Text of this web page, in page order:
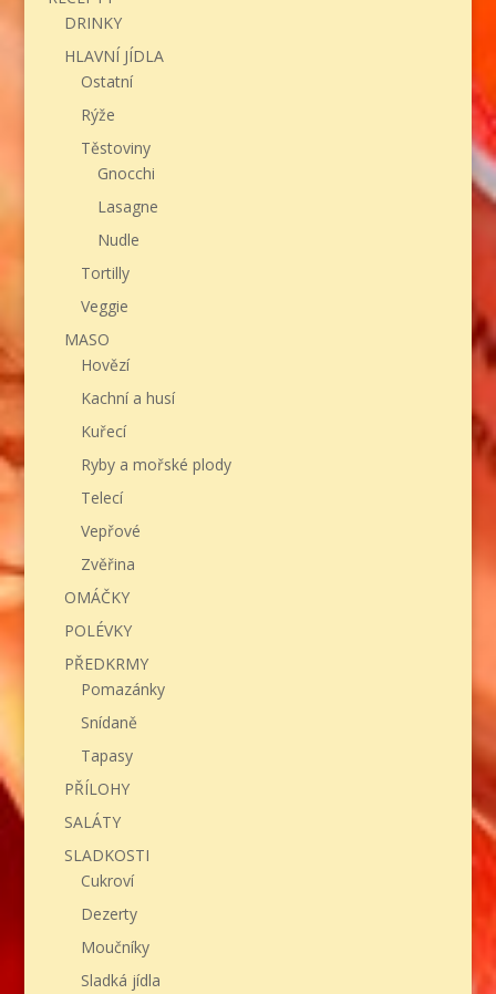
DRINKY
HLAVNÍ JÍDLA
Ostatní
Rýže
Těstoviny
Gnocchi
Lasagne
Nudle
Tortilly
Veggie
MASO
Hovězí
Kachní a husí
Kuřecí
Ryby a mořské plody
Telecí
Vepřové
Zvěřina
OMÁČKY
POLÉVKY
PŘEDKRMY
Pomazánky
Snídaně
Tapasy
PŘÍLOHY
SALÁTY
SLADKOSTI
Cukroví
Dezerty
Moučníky
Sladká jídla